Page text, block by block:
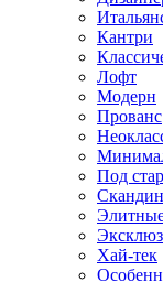
Кантри
Лофт
Модерн
Прованс
Под
Хай-тек